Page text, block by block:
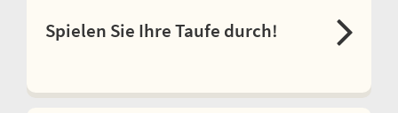
Spielen Sie Ihre Taufe durch!